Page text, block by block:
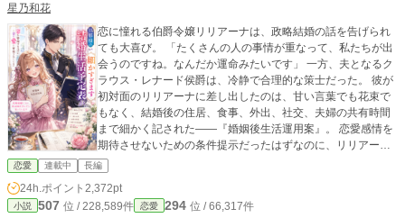
星乃和花
恋に憧れる伯爵令嬢リリアーナは、政略結婚の話を告げられ
ても大喜び。 「たくさんの人の事情が重なって、私たちが出
会うのですね。なんだか運命みたいです」 一方、夫となるク
ラウス・レナード侯爵は、冷静で合理的な策士だった。 彼が
初対面のリリアーナに差し出したのは、甘い言葉でも花束で
もなく、結婚後の住居、食事、外出、社交、夫婦の共有時間
まで細かく記された――『婚姻後生活運用案』。 恋愛感情を
期待させないための条件提示だったはずなのに、リリアーナ
はそれを大切そうに抱きしめてしまう。 「私が困らないよう
に、こんなに考えてくださったのですね。嬉しいです」 管理
を優しさとして受け取り、毎日「嬉しいこと」を報告する
妻。 そんな彼女に調子を狂わされながら、クラウスの予定表
恋愛 連載中 長編
24h.ポイント 2,372pt
小説 507 位 / 228,589件 恋愛 294 位 / 66,317件